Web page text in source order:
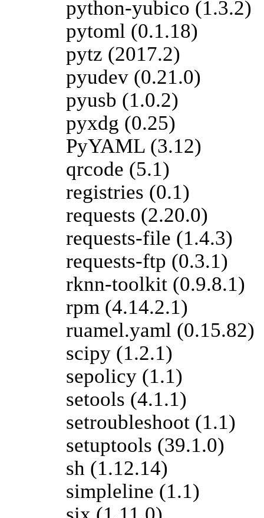
python-yubico (1.3.2)
pytoml (0.1.18)
pytz (2017.2)
pyudev (0.21.0)
pyusb (1.0.2)
pyxdg (0.25)
PyYAML (3.12)
qrcode (5.1)
registries (0.1)
requests (2.20.0)
requests-file (1.4.3)
requests-ftp (0.3.1)
rknn-toolkit (0.9.8.1)
rpm (4.14.2.1)
ruamel.yaml (0.15.82)
scipy (1.2.1)
sepolicy (1.1)
setools (4.1.1)
setroubleshoot (1.1)
setuptools (39.1.0)
sh (1.12.14)
simpleline (1.1)